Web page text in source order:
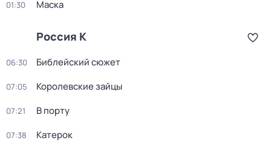
01:30 Маска
Россия К
06:30 Библейский сюжет
07:05 Королевские зайцы
07:21 В порту
07:38 Катерок